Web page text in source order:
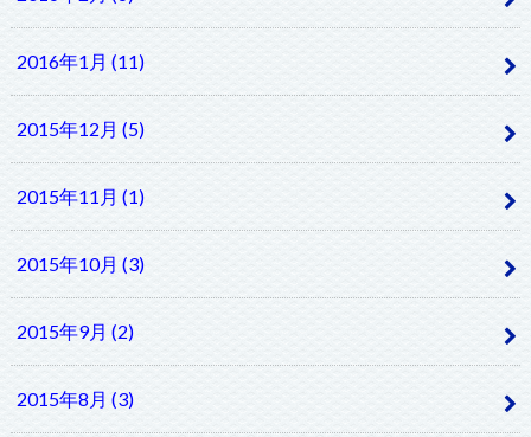
2016年1月 (11)
2015年12月 (5)
2015年11月 (1)
2015年10月 (3)
2015年9月 (2)
2015年8月 (3)